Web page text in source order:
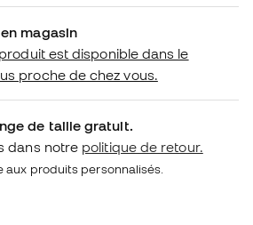
magasin
est disponible dans le
proche de chez vous.
de taille gratuit.
dans notre politique de retour.
aux produits personnalisés.